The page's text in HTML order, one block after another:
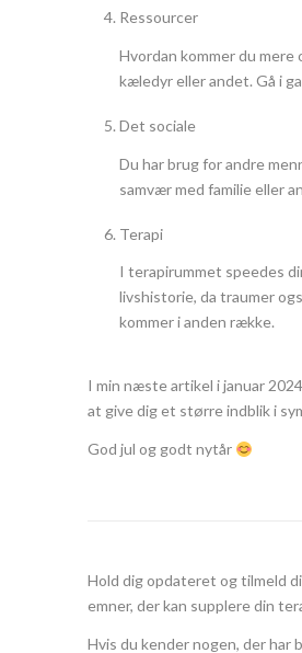
Ressourcer
Hvordan kommer du
kæledyr eller andet. Gå i
Det sociale
Du har brug for andre
samvær med familie eller
Terapi
I terapirummet speedes
livshistorie, da traumer
kommer i anden række.
I min næste artikel i januar
at give dig et større indblik i
God jul og godt nytår
Hold dig opdateret og tilmeld
emner, der kan supplere din
Hvis du kender nogen, der har